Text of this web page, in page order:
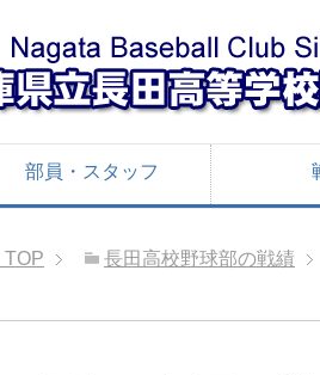
部員・スタッフ
TOP 長田高校野球部の戦績